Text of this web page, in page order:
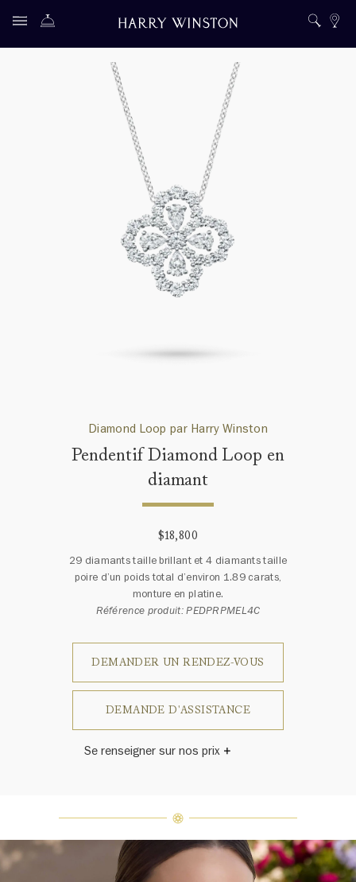
Diamond Loop par Harry Winston
Pendentif Diamond Loop en
diamant
$18,800
29 diamants taille brillant et 4 diamants taille
poire d’un poids total d’environ 1.89 carats,
monture en platine.
Référence produit: PEDPRPMEL4C
DEMANDER UN RENDEZ-VOUS
DEMANDE D'ASSISTANCE
Se renseigner sur nos prix
Maison Harry Winston présente un
assemblage exclusif de diamants
uniques et de pierres précieuses, le
poids en carats et la quantité de